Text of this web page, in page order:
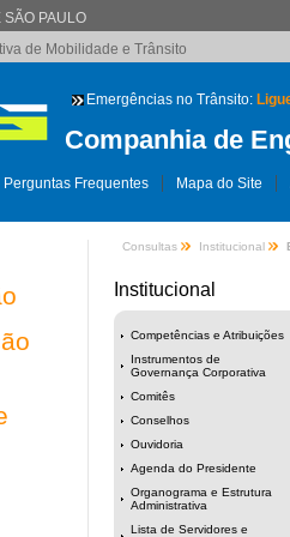
SÃO PAULO
de Mobilidade e Trânsito
Emergências no Trânsito:
Companhia de
Perguntas Frequentes Mapa do Site
Consultas Institucional
Institucional
Competências e Atribuições
Instrumentos de
Governança Corporativa
Comitês
Conselhos
Ouvidoria
Agenda do Presidente
Organograma e Estrutura
Administrativa
Lista de Servidores e